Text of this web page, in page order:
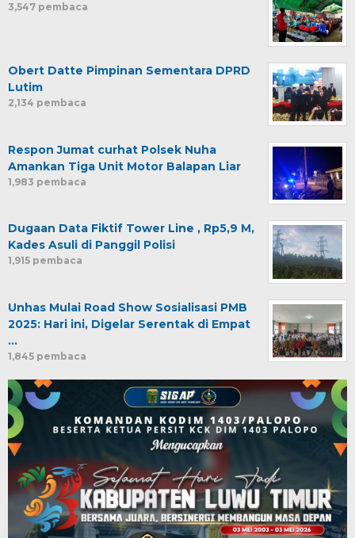
3,547 pembaca
Obert Datte Pimpinan Sementara DPRD
Lutim
2,134 pembaca
Respon Jumat curhat Polsek Nuha
Amankan Tiga Unit Motor Balapan Liar
1,983 pembaca
Dugaan Data Fiktif Tower Line , Rp5,9 M,
Kades Asuli di Panggil Polisi
1,915 pembaca
Unhas Mulai Road Show Sosialisasi PMB
2025: Hari ini, Digelar Serentak di Empat
…
1,845 pembaca